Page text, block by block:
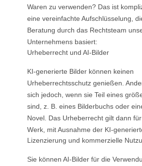
Waren zu verwenden? Das ist
eine vereinfachte Aufschlüsselung,
Beratung durch das Rechtsteam
Unternehmens basiert:
Urheberrecht und AI-Bilder
KI-generierte Bilder können keinen
Urheberrechtsschutz genießen.
sich jedoch, wenn sie Teil eines
sind, z. B. eines Bilderbuchs oder
Novel. Das Urheberrecht gilt dann
Werk, mit Ausnahme der KI-
Lizenzierung und kommerzielle
Sie können AI-Bilder für die